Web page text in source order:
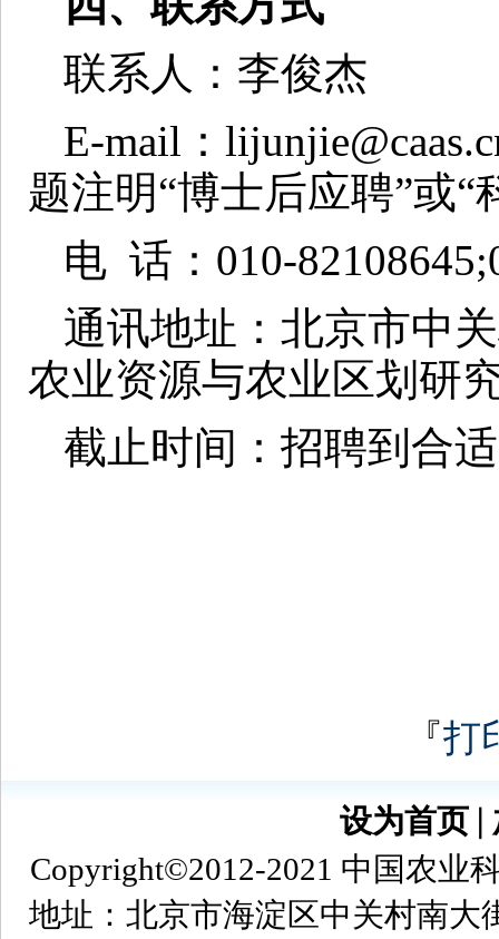
联系人：李俊杰
E-mail ：
题注明“博士后应聘”或“
电 话：010-
通讯地址：北京市中
农业资源与农业区划研
截止时间：招聘到合
『打
设为首页
Copyright©2012-2021 中国农业
地址：北京市海淀区中关村南大